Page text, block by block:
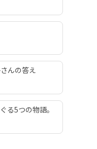
んの答え
る5つの物語。